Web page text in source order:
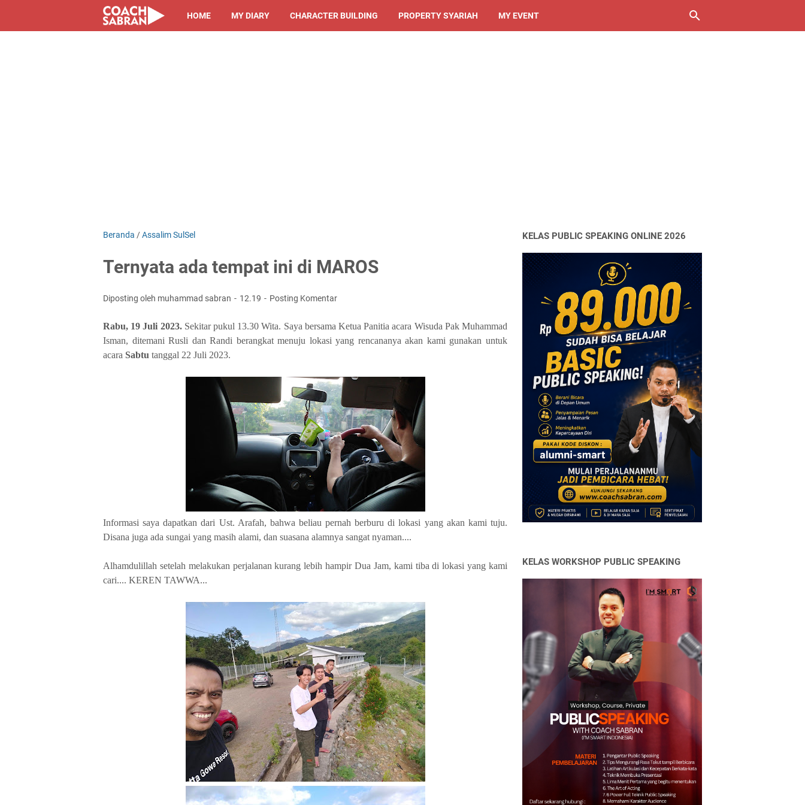
HOME MY DIARY CHARACTER BUILDING PROPERTY SYARIAH MY EVENT
Beranda /Assalim SulSel
Ternyata ada tempat ini di MAROS
Diposting oleh muhammad sabran 12.19 Posting Komentar
Rabu, 19 Juli 2023.Sekitar pukul 13.30 Wita. Saya bersama Ketua Panitia acara Wisuda Pak Muhammad
Isman, ditemani Rusli dan Randi berangkat menuju lokasi yang rencananya akan kami gunakan untuk
acara Sabtu tanggal 22 Juli 2023.
Informasi saya dapatkan dari Ust. Arafah, bahwa beliau pernah berburu di lokasi yang akan kami tuju.
Disana juga ada sungai yang masih alami, dan suasana alamnya sangat nyaman....
Alhamdulillah setelah melakukan perjalanan kurang lebih hampir Dua Jam, kami tiba di lokasi yang kami
cari.... KEREN TAWWA...
KELAS PUBLIC SPEAKING ONLINE 2026
KELAS WORKSHOP PUBLIC SPEAKING